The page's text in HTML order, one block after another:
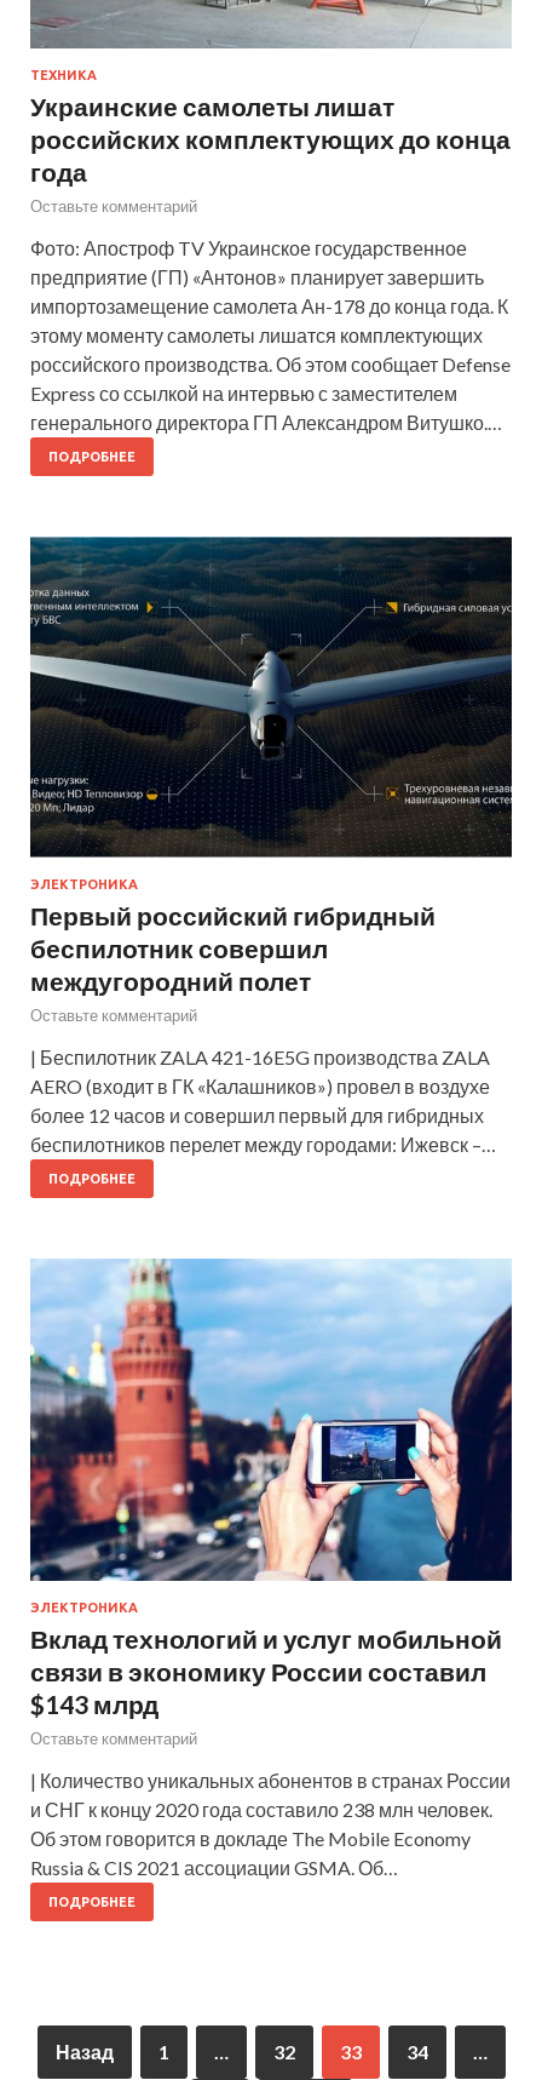
ТЕХНИКА
Украинские самолеты лишат
российских комплектующих до конца
года
Оставьте комментарий
Фото: Апостроф TV Украинское государственное
предприятие (ГП) «Антонов» планирует завершить
импортозамещение самолета Ан-178 до конца года. К
этому моменту самолеты лишатся комплектующих
российского производства. Об этом сообщает Defense
Express со ссылкой на интервью с заместителем
генерального директора ГП Александром Витушко.…
ПОДРОБНЕЕ
ЭЛЕКТРОНИКА
Первый российский гибридный
беспилотник совершил
междугородний полет
Оставьте комментарий
| Беспилотник ZALA 421-16E5G производства ZALA
AERO (входит в ГК «Калашников») провел в воздухе
более 12 часов и совершил первый для гибридных
беспилотников перелет между городами: Ижевск –…
ПОДРОБНЕЕ
ЭЛЕКТРОНИКА
Вклад технологий и услуг мобильной
связи в экономику России составил
$143 млрд
Оставьте комментарий
| Количество уникальных абонентов в странах России
и СНГ к концу 2020 года составило 238 млн человек.
Об этом говорится в докладе The Mobile Economy
Russia & CIS 2021 ассоциации GSMA. Об…
ПОДРОБНЕЕ
Назад 1 32 33 34